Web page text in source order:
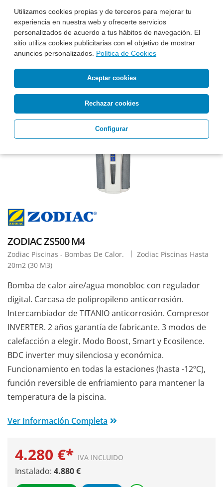
Utilizamos cookies propias y de terceros para mejorar tu
experiencia en nuestra web y ofrecerte servicios
personalizados de acuerdo a tus hábitos de navegación. El
sitio utiliza cookies publicitarias con el objetivo de mostrar
anuncios personalizados. Política de Cookies
Aceptar cookies
Rechazar cookies
Configurar
3.355 €*IVA INCLUIDO
Instalado:3.955 €
Pide Presupuesto Llámanos
ZODIAC ZS500 M4
Zodiac Piscinas - Bombas De Calor.
Zodiac Piscinas Hasta
20m2 (30 M3)
Bomba de calor aire/agua monobloc con regulador
digital. Carcasa de polipropileno anticorrosión.
Intercambiador de TITANIO anticorrosión. Compresor
INVERTER. 2 años garantía de fabricante. 3 modos de
calefacción a elegir. Modo Boost, Smart y Ecosilence.
BDC inverter muy silenciosa y económica.
Funcionamiento en todas la estaciones (hasta -12ºC),
función reversible de enfriamiento para mantener la
temperatura de la piscina.
Ver Información Completa
4.280 €* IVA INCLUIDO
Instalado: 4.880 €